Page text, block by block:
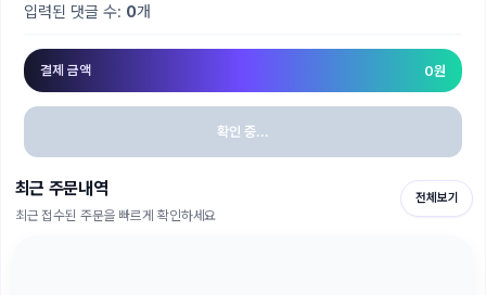
입력된 댓글 수: 0개
결제 금액 0원
확인 중...
최근 주문내역
최근 접수된 주문을 빠르게 확인하세요
전체보기